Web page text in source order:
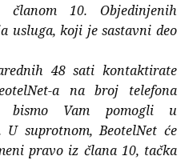
članom 10. Objedinjenih
usluga, koji je sastavni deo
48 sati kontaktirate
a na broj telefona
bismo Vam pomogli u
suprotnom, BeotelNet će
pravo iz člana 10, tačka